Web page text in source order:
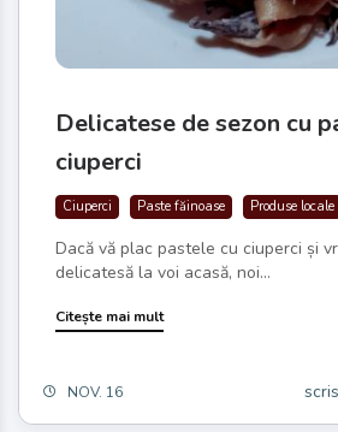
Delicatese de sezon cu
ciuperci
Ciuperci Paste făinoase Produse locale
Dacă vă plac pastele cu ciuperci și
delicatesă la voi acasă, noi...
Citește mai mult
NOV. 16